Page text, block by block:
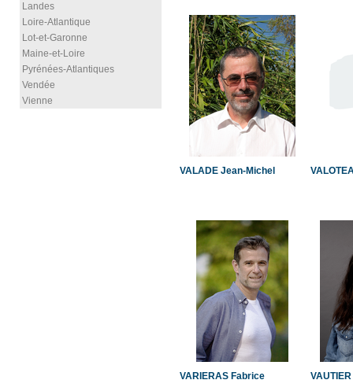
Landes
Loire-Atlantique
Lot-et-Garonne
Maine-et-Loire
Pyrénées-Atlantiques
Vendée
Vienne
VALADE Jean-Michel
VARIERAS Fabrice